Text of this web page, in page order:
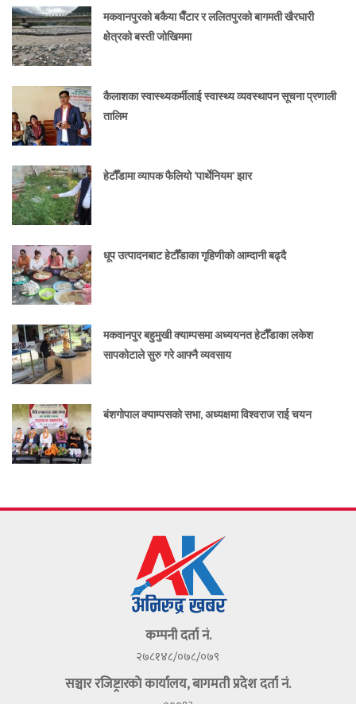
मकवानपुरको बकैया घैँटार र ललितपुरको बागमती खैरघारी
क्षेत्रको बस्ती जोखिममा
कैलाशका स्वास्थ्यकर्मीलाई स्वास्थ्य व्यवस्थापन सूचना प्रणाली
तालिम
हेटौँडामा व्यापक फैलियो ‘पार्थेनियम’ झार
धूप उत्पादनबाट हेटौँडाका गृहिणीको आम्दानी बढ्दै
मकवानपुर बहुमुखी क्याम्पसमा अध्ययनत हेटौँडाका लकेश
सापकोटाले सुरु गरे आफ्नै व्यवसाय
बंशगोपाल क्याम्पसको सभा, अध्यक्षमा विश्वराज राई चयन
कम्पनी दर्ता नं.
२७८१४८/०७८/०७९
सञ्चार रजिष्ट्रारकाे कार्यालय, बागमती प्रदेश दर्ता नं.